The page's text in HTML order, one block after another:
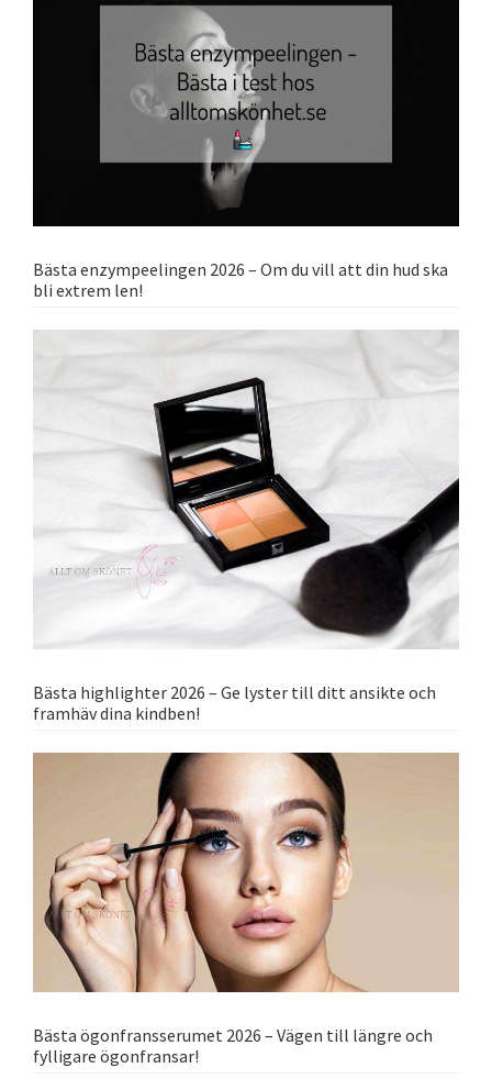
Bästa enzympeelingen 2026 – Om du vill att din hud ska
bli extrem len!
Bästa highlighter 2026 – Ge lyster till ditt ansikte och
framhäv dina kindben!
Bästa ögonfransserumet 2026 – Vägen till längre och
fylligare ögonfransar!